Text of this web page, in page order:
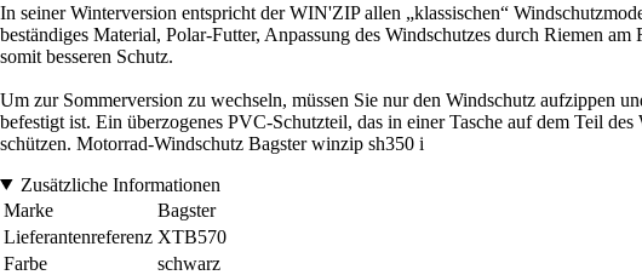
In seiner Winterversion entspricht der WIN'ZIP allen „klassischen“
beständiges Material, Polar-Futter, Anpassung des Windschutzes durch Riemen
somit besseren Schutz.
Um zur Sommerversion zu wechseln, müssen Sie nur den Windschutz aufzippen
befestigt ist. Ein überzogenes PVC-Schutzteil, das in einer Tasche auf dem Teil
schützen. Motorrad-Windschutz Bagster winzip sh350 i
Zusätzliche Informationen
Marke
Bagster
Lieferantenreferenz XTB570
Farbe
schwarz